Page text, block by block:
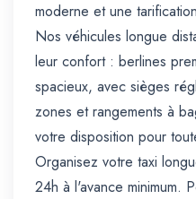
moderne et une
Nos véhicules longue
leur confort : berlines
spacieux, avec sièges
zones et rangements à
votre disposition pour
Organisez votre taxi
24h à l'avance minimum.